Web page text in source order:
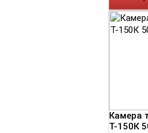
Камера
Т-150К